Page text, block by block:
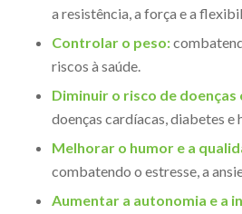
a resistência, a força e a
Controlar o peso:
riscos à saúde.
Diminuir o risco de doenças
doenças cardíacas, diabetes e
Melhorar o humor e a
combatendo o estresse, a
Aumentar a autonomia e a